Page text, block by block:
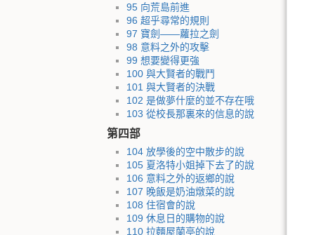
95 向荒島前進
96 超乎尋常的規則
97 寶劍——蘿拉之劍
98 意料之外的攻擊
99 想要變得更強
100 與大賢者的戰鬥
101 與大賢者的決戰
102 是做夢什麼的並不存在哦
103 從校長那裏來的信息的說
第四部
104 放學後的空中散步的說
105 夏洛特小姐掉下去了的說
106 意料之外的返鄉的說
107 晚飯是奶油燉菜的說
108 住宿會的說
109 休息日的購物的說
110 拉麵屋蘭亭的說